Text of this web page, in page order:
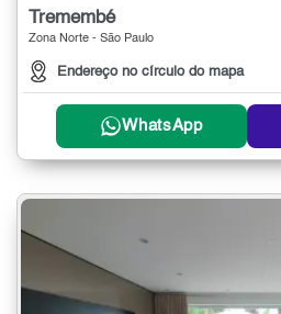
Tremembé
Zona Norte - São Paulo
Endereço no círculo do mapa
WhatsApp